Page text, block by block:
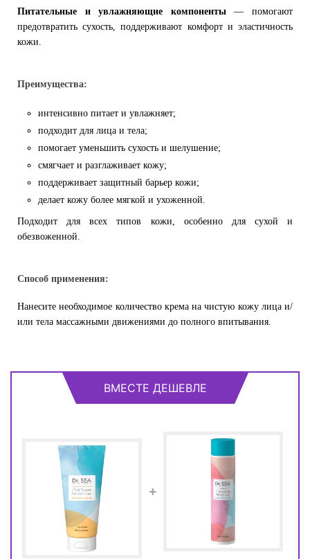
Питательные и увлажняющие компоненты— помогают
предотвратить сухость, поддерживают комфорт и эластичность
кожи.
Преимущества:
интенсивно питает и увлажняет;
подходит для лица и тела;
помогает уменьшить сухость и шелушение;
смягчает и разглаживает кожу;
поддерживает защитный барьер кожи;
делает кожу более мягкой и ухоженной.
Подходит для всех типов кожи, особенно для сухой и
обезвоженной.
Способ применения:
Нанесите необходимое количество крема на чистую кожу лица и/
или тела массажными движениями до полного впитывания.
ВМЕСТЕ ДЕШЕВЛЕ
+